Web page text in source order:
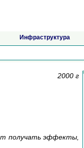
Инфраструктура
2000 г
получать эффекты,